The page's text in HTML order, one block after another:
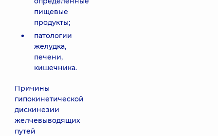
пищевые
продукты;
патологии
желудка,
печени,
кишечника.
Причины
гипокинетической
дискинезии
желчевыводящих
путей